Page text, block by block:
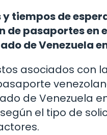
y tiempos de
de pasaportes en
de Venezuela
asociados con
de Venezuela
el tipo de